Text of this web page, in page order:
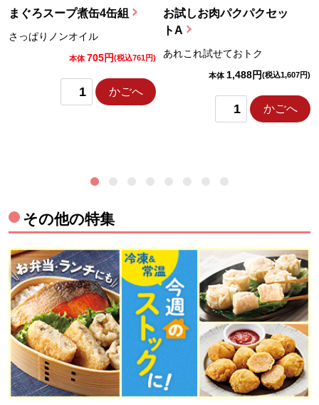
まぐろスープ煮缶4缶組
さっぱりノンオイル
本体 705円(税込761円)
かごへ
お試しお肉パクパクセッ
トA
あれこれ試せておトク
本体 1,488円(税込1,607円)
かごへ
その他の特集